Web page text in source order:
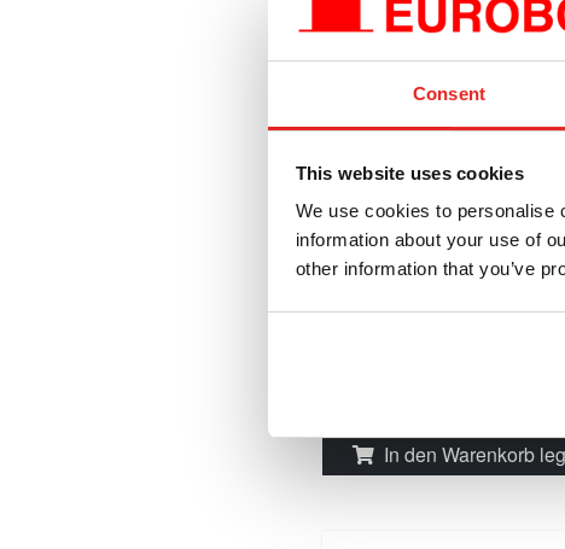
Consent
This website uses cookies
We use cookies to personalise
information about your use of
other information that you’ve
RBS.BOX
Rotationsfräser-Set,
Kreuzverzahnung.
In den Warenkorb